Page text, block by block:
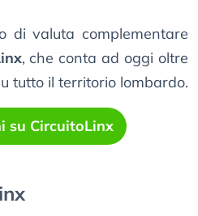
di valuta complementare
, che conta ad oggi oltre
tutto il territorio lombardo.
su CircuitoLinx